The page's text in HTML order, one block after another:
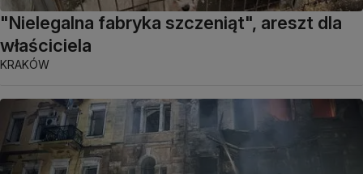
"Nielegalna fabryka szczeniąt", areszt dla
właściciela
KRAKÓW